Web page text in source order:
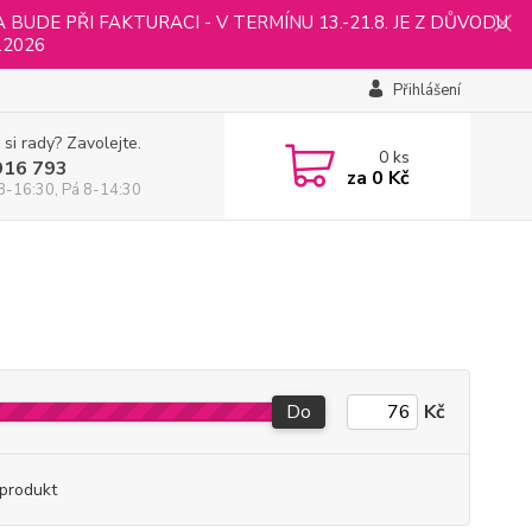
PŘI FAKTURACI - V TERMÍNU 13.-21.8. JE Z DŮVODU
Přihlášení
rady? Zavolejte.
793
16:30, Pá 8-14:30
0ks
za 0 Kč
Do Kč